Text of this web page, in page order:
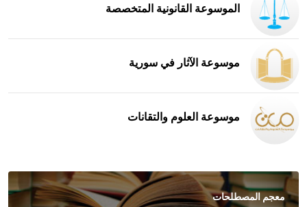
الموسوعة القانونية المتخصصة
موسوعة الآثار في سورية
موسوعة العلوم والتقانات
معجم المصطلحات